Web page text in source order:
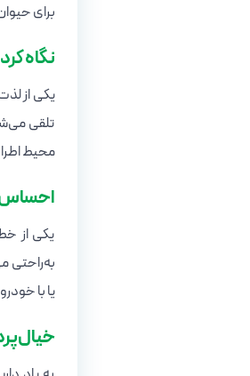
برای
نگاه
یکی از
تلقی
محیط
یکی از
به‌راحتی
یا با